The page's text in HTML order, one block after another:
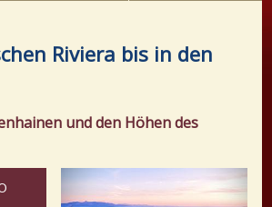
Riviera bis in den
und den Höhen des